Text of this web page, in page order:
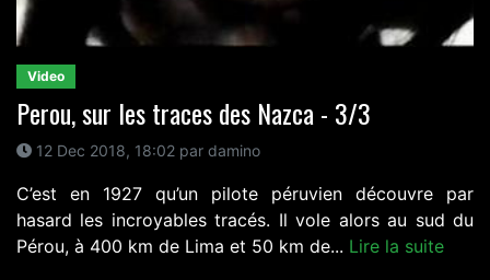
Video
Perou, sur les traces des Nazca - 3/3
12 Dec 2018, 18:02 par damino
C’est en 1927 qu’un pilote péruvien découvre par
hasard les incroyables tracés. Il vole alors au sud du
Pérou, à 400 km de Lima et 50 km de... Lire la suite